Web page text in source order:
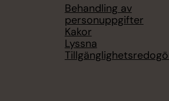
Behandling av
personuppgifter
Kakor
Lyssna